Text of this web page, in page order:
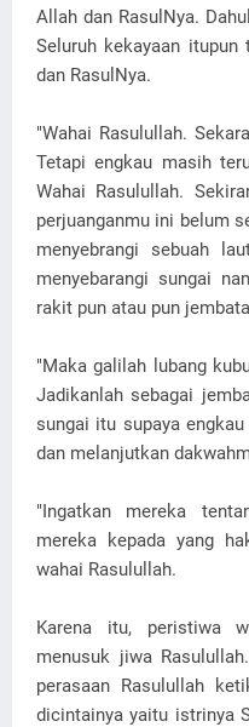
Allah dan RasulNya.
Seluruh kekayaan
dan RasulNya.
"Wahai Rasulullah.
Tetapi engkau masih
Wahai Rasulullah.
perjuanganmu ini belum
menyebrangi sebuah
menyebarangi sungai
rakit pun atau pun
"Maka galilah lubang
Jadikanlah sebagai
sungai itu supaya
dan melanjutkan
"Ingatkan mereka
mereka kepada yang
wahai Rasulullah.
Karena itu, peristiwa
menusuk jiwa
perasaan Rasulullah
dicintainya yaitu istrinya